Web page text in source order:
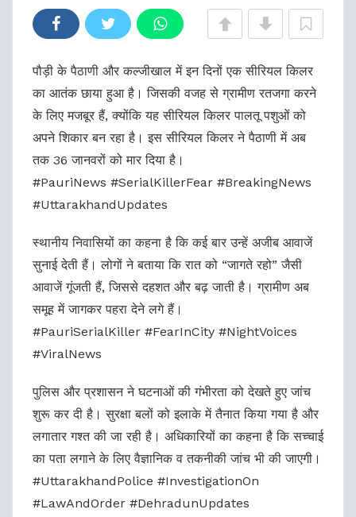
पौड़ी के पैठाणी और कल्जीखाल में इन दिनों एक सीरियल किलर
का आतंक छाया हुआ है। जिसकी वजह से ग्रामीण रतजगा करने
के लिए मजबूर हैं, क्योंकि यह सीरियल किलर पालतू पशुओं को
अपने शिकार बन रहा है। इस सीरियल किलर ने पैठाणी में अब
तक 36 जानवरों को मार दिया है।
#PauriNews #SerialKillerFear #BreakingNews
#UttarakhandUpdates
स्थानीय निवासियों का कहना है कि कई बार उन्हें अजीब आवाजें
सुनाई देती हैं। लोगों ने बताया कि रात को “जागते रहो” जैसी
आवाजें गूंजती हैं, जिससे दहशत और बढ़ जाती है। ग्रामीण अब
समूह में जागकर पहरा देने लगे हैं।
#PauriSerialKiller #FearInCity #NightVoices
#ViralNews
पुलिस और प्रशासन ने घटनाओं की गंभीरता को देखते हुए जांच
शुरू कर दी है। सुरक्षा बलों को इलाके में तैनात किया गया है और
लगातार गश्त की जा रही है। अधिकारियों का कहना है कि सच्चाई
का पता लगाने के लिए वैज्ञानिक व तकनीकी जांच भी की जाएगी।
#UttarakhandPolice #InvestigationOn
#LawAndOrder #DehradunUpdates